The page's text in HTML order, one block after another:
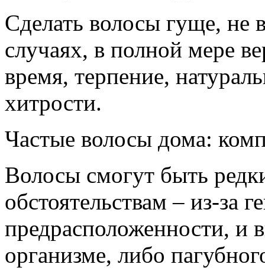
Сделать волосы гуще, не
случаях, в полной мере
время, терпение,
хитрости.
Частые волосы дома:
Волосы смогут быть
обстоятельствам – из-за
предрасположенности, и
организме, либо